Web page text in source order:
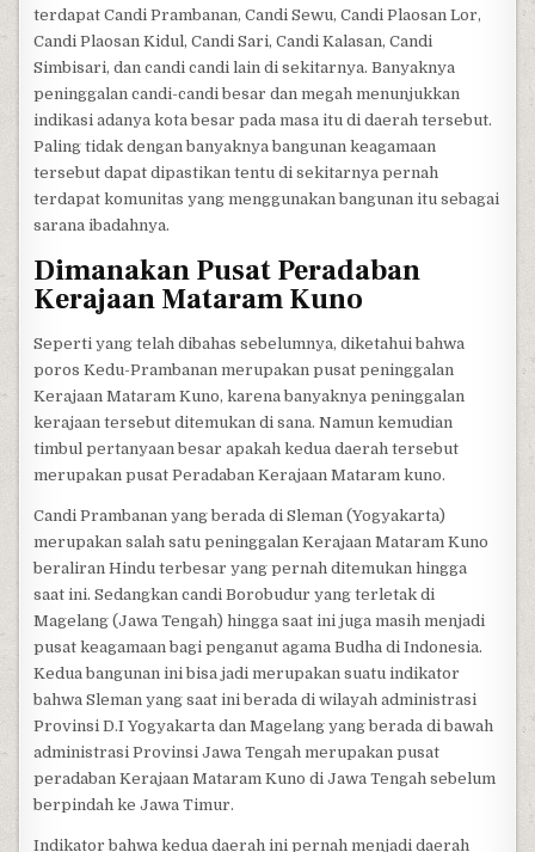
terdapat Candi Prambanan, Candi Sewu, Candi Plaosan Lor,
Candi Plaosan Kidul, Candi Sari, Candi Kalasan, Candi
Simbisari, dan candi candi lain di sekitarnya. Banyaknya
peninggalan candi-candi besar dan megah menunjukkan
indikasi adanya kota besar pada masa itu di daerah tersebut.
Paling tidak dengan banyaknya bangunan keagamaan
tersebut dapat dipastikan tentu di sekitarnya pernah
terdapat komunitas yang menggunakan bangunan itu sebagai
sarana ibadahnya.
Dimanakan Pusat Peradaban
Kerajaan Mataram Kuno
Seperti yang telah dibahas sebelumnya, diketahui bahwa
poros Kedu-Prambanan merupakan pusat peninggalan
Kerajaan Mataram Kuno, karena banyaknya peninggalan
kerajaan tersebut ditemukan di sana. Namun kemudian
timbul pertanyaan besar apakah kedua daerah tersebut
merupakan pusat Peradaban Kerajaan Mataram kuno.
Candi Prambanan yang berada di Sleman (Yogyakarta)
merupakan salah satu peninggalan Kerajaan Mataram Kuno
beraliran Hindu terbesar yang pernah ditemukan hingga
saat ini. Sedangkan candi Borobudur yang terletak di
Magelang (Jawa Tengah) hingga saat ini juga masih menjadi
pusat keagamaan bagi penganut agama Budha di Indonesia.
Kedua bangunan ini bisa jadi merupakan suatu indikator
bahwa Sleman yang saat ini berada di wilayah administrasi
Provinsi D.I Yogyakarta dan Magelang yang berada di bawah
administrasi Provinsi Jawa Tengah merupakan pusat
peradaban Kerajaan Mataram Kuno di Jawa Tengah sebelum
berpindah ke Jawa Timur.
Indikator bahwa kedua daerah ini pernah menjadi daerah